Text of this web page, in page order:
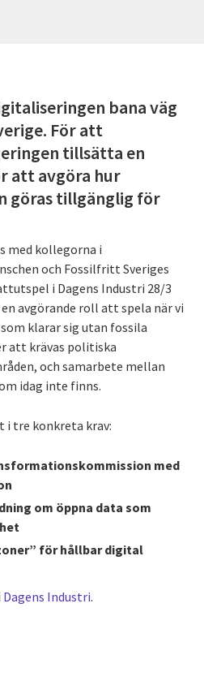
bana väg
För att
tillsätta en
att avgöra hur
göras tillgänglig för
med kollegorna i
och Fossilfritt Sveriges
i Dagens Industri 28/3
avgörande roll att spela när vi
klarar sig utan fossila
att krävas politiska
och samarbete mellan
idag inte finns.
i tre konkreta krav:
med
om öppna data som
för hållbar digital
Dagens Industri.